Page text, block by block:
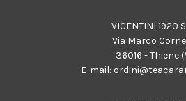
VICENTINI 1920
Via Marco
36016 - Thiene
E-mail: